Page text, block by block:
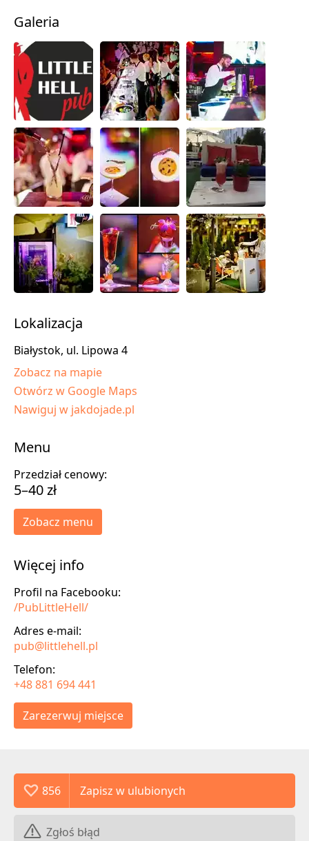
Galeria
Lokalizacja
Białystok, ul. Lipowa 4
Zobacz na mapie
Otwórz w Google Maps
Nawiguj w jakdojade.pl
Menu
Przedział cenowy:
5–40 zł
Zobacz menu
Więcej info
Profil na Facebooku:
/PubLittleHell/
Adres e-mail:
pub@littlehell.pl
Telefon:
+48 881 694 441
Zarezerwuj miejsce
856
Zgłoś błąd